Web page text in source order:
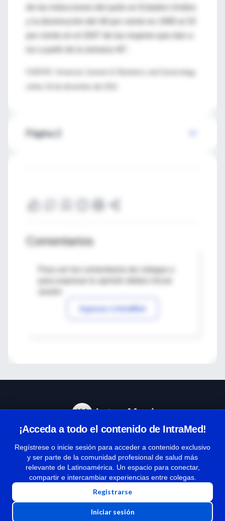
Página 2
Comentarios
Para ver los comentarios de colegas o
Ingresar a IntraMed
¡Acceda a todo el contenido de IntraMed!
Regístrese o inicie sesión para acceder a contenido exclusivo
y ser parte de la comunidad profesional de salud más
relevante de Latinoamérica. Un espacio para conectar,
compartir e intercambiar experiencias entre colegas.
Registrarse
Iniciar sesión
Términos y condiciones
| Políticas de privacidad
| Todos los derechos reservados | Copyright 1997-2026